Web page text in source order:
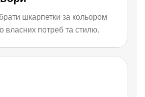
шкарпетки за кольором
власних потреб та стилю.